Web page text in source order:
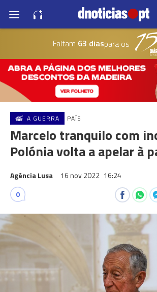
Faltam 63 diaspara os
A GUERRA PAÍS
Marcelo tranquilo com
Polónia volta a apelar à
Agência Lusa 16 nov 2022 16:24
0